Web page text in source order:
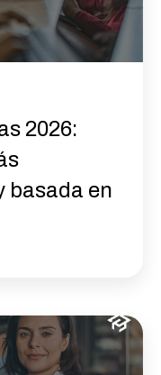
2026:
basada en